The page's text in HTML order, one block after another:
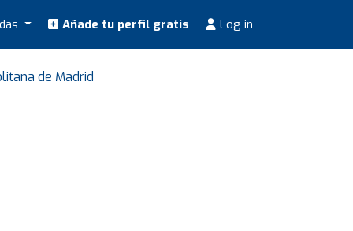
Añade tu perfil gratis Log in
de Madrid